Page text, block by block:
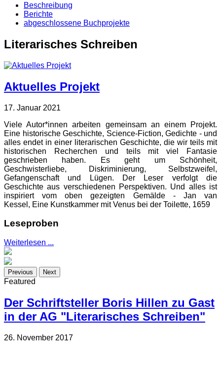
Beschreibung
Berichte
abgeschlossene Buchprojekte
Literarisches Schreiben
Aktuelles Projekt
17. Januar 2021
Viele Autor*innen arbeiten gemeinsam an einem Projekt.
Eine historische Geschichte, Science-Fiction, Gedichte - und
alles endet in einer literarischen Geschichte, die wir teils mit
historischen Recherchen und teils mit viel Fantasie
geschrieben haben. Es geht um Schönheit,
Geschwisterliebe, Diskriminierung, Selbstzweifel,
Gefangenschaft und Lügen. Der Leser verfolgt die
Geschichte aus verschiedenen Perspektiven. Und alles ist
inspiriert vom oben gezeigten Gemälde - Jan van
Kessel, Eine Kunstkammer mit Venus bei der Toilette, 1659
Leseproben
Weiterlesen ...
Previous Next
Featured
Der Schriftsteller Boris Hillen zu Gast
in der AG "Literarisches Schreiben"
26. November 2017